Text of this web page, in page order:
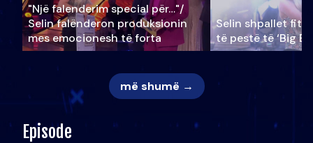
"Një falenderim special për…"/
Selin falënderon produksionin
mes emocionesh të forta
Selin shpallet
të pestë të ‘Big
më shumë →
Episode